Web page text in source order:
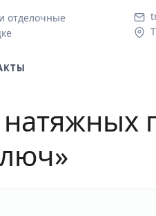
отделочные